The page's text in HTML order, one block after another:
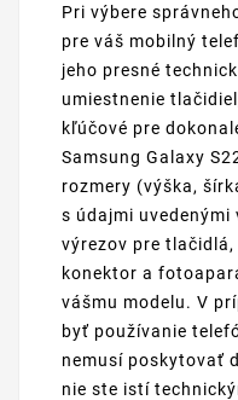
Pri výbere
pre váš mobilný
jeho presné
umiestnenie
kľúčové pre
Samsung Galaxy
rozmery (výška,
s údajmi uvedenými
výrezov pre
konektor a
vášmu modelu. V
byť používanie
nemusí poskytovať
nie ste istí